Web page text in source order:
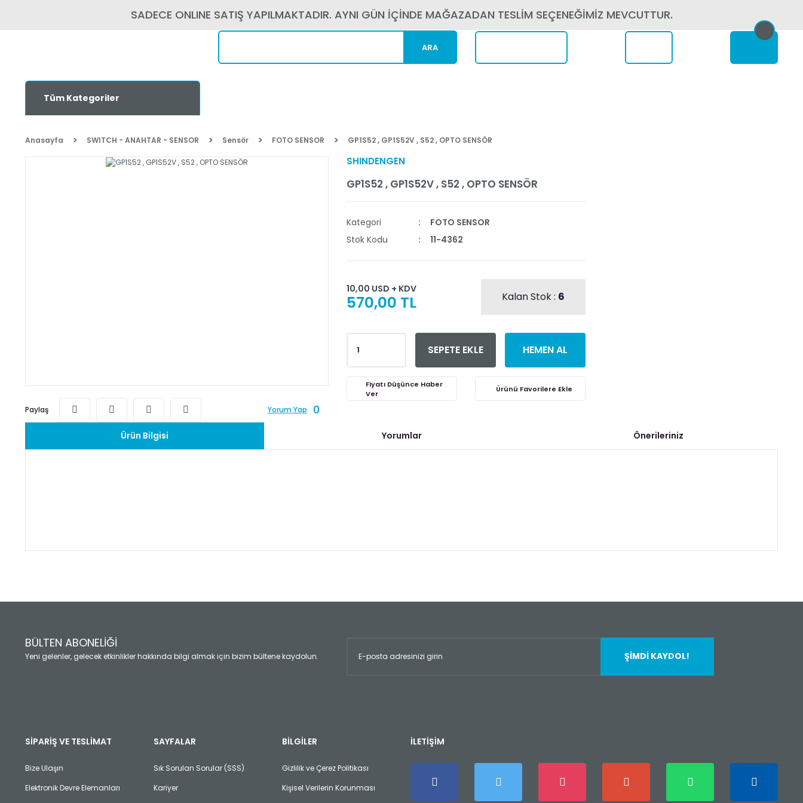
SADECE ONLINE SATIŞ YAPILMAKTADIR. AYNI GÜN İÇİNDE MAĞAZADAN TESLİM SEÇENEĞİMİZ MEVCUTTUR.
ARA
Tüm Kategoriler
Anasayfa SWITCH - ANAHTAR - SENSOR Sensör FOTO SENSOR GP1S52 , GP1S52V , S52 , OPTO SENSÖR
Paylaş Yorum Yap 0
SHINDENGEN
GP1S52 , GP1S52V , S52 , OPTO SENSÖR
Kategori
FOTO SENSOR
Stok Kodu
11-4362
10,00 USD + KDV
570,00 TL Kalan Stok : 6
SEPETE EKLE HEMEN AL
Fiyatı Düşünce Haber
Ver
Ürün Bilgisi Yorumlar Önerileriniz
Yorum Yaz
Ürün açıklamasında eksik bilgiler bulunuyor.
Ürün fiyatı diğer sitelerden daha pahalı.
Bu ürüne benzer farklı alternatifler olmalı.
BÜLTEN ABONELİĞİ
Yeni gelenler, gelecek etkinlikler hakkında bilgi almak için bizim bültene kaydolun. ŞİMDİ KAYDOL!
SİPARİŞ VE TESLİMAT
Bize Ulaşın
Elektronik Devre Elemanları
SAYFALAR
Sık Sorulan Sorular (SSS)
Kariyer
BİLGİLER
Gizlilik ve Çerez Politikası
Kişisel Verilerin Korunması
İLETİŞİM